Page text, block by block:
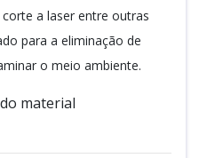
a laser entre outras
para a eliminação de
o meio ambiente.
material